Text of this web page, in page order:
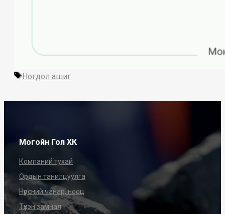
Tags
Ногдол ашиг
Могойн Гол ХК
Компаний тухай
Ордын танилцуулга
Нүүрсний чанар, нөөц
Түүхэн замнал